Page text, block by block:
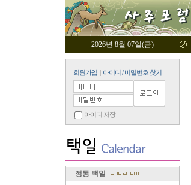
2026년 8월 07일(금)
회원가입| 아이디 / 비밀번호 찾기
아이디 저장
정통 택일